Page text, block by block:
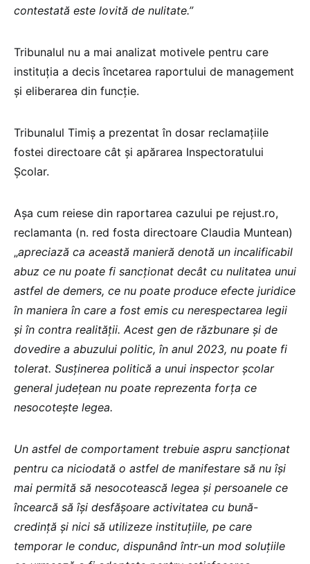
contestată este lovită de nulitate.”
Tribunalul nu a mai analizat motivele pentru care
instituția a decis încetarea raportului de management
și eliberarea din funcție.
Tribunalul Timiș a prezentat în dosar reclamațiile
fostei directoare cât și apărarea Inspectoratului
Școlar.
Așa cum reiese din raportarea cazului pe rejust.ro,
reclamanta (n. red fosta directoare Claudia Muntean)
„apreciază ca această manieră denotă un incalificabil
abuz ce nu poate fi sancționat decât cu nulitatea unui
astfel de demers, ce nu poate produce efecte juridice
în maniera în care a fost emis cu nerespectarea legii
și în contra realității. Acest gen de răzbunare și de
dovedire a abuzului politic, în anul 2023, nu poate fi
tolerat. Susținerea politică a unui inspector școlar
general județean nu poate reprezenta forța ce
nesocotește legea.
Un astfel de comportament trebuie aspru sancționat
pentru ca niciodată o astfel de manifestare să nu își
mai permită să nesocotească legea și persoanele ce
încearcă să își desfășoare activitatea cu bună-
credință și nici să utilizeze instituțiile, pe care
temporar le conduc, dispunând într-un mod soluțiile